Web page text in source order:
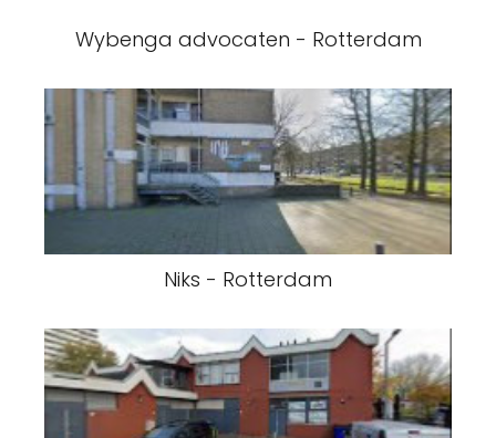
Wybenga advocaten - Rotterdam
Niks - Rotterdam